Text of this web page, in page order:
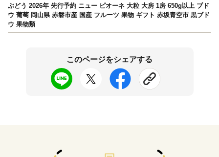
ぶどう 2026年 先行予約 ニュー ピオーネ 大粒 大房 1房 650g以上 ブド
ウ 葡萄 岡山県 赤磐市産 国産 フルーツ 果物 ギフト 赤坂青空市 黒ブド
ウ 果物類
このページをシェアする